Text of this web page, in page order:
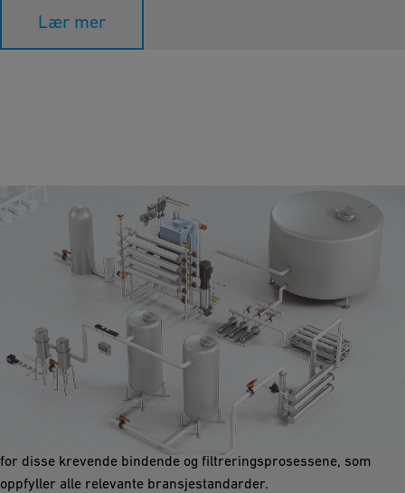
Lær mer
Deionisert vann
Helt kontrollerte prosesser med de høyeste renhets- og
kvalitetsstandarder krever prosessvann med spesifikke
kvaliteter på forskjellige nivåer. Vi leverer høykvalitetssystemer
for disse krevende bindende og filtreringsprosessene, som
oppfyller alle relevante bransjestandarder.